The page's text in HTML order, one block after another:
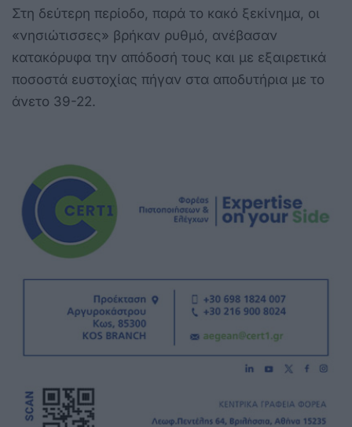
Στη δεύτερη περίοδο, παρά το κακό ξεκίνημα, οι
«νησιώτισσες» βρήκαν ρυθμό, ανέβασαν
κατακόρυφα την απόδοσή τους και με εξαιρετικά
ποσοστά ευστοχίας πήγαν στα αποδυτήρια με το
άνετο 39-22.